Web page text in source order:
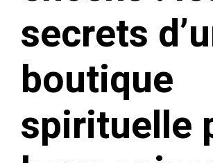
secrets
boutique
spirituelle